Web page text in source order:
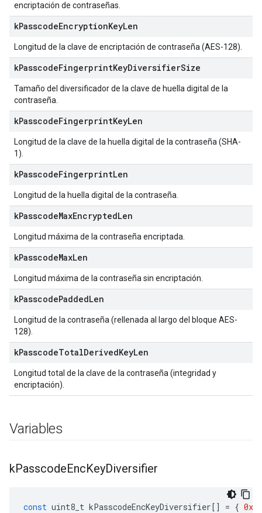
encriptación de contraseñas.
kPasscodeEncryptionKeyLen
Longitud de la clave de encriptación de contraseña (AES-128).
kPasscodeFingerprintKeyDiversifierSize
Tamaño del diversificador de la clave de huella digital de la
contraseña.
kPasscodeFingerprintKeyLen
Longitud de la clave de la huella digital de la contraseña (SHA-
1).
kPasscodeFingerprintLen
Longitud de la huella digital de la contraseña.
kPasscodeMaxEncryptedLen
Longitud máxima de la contraseña encriptada.
kPasscodeMaxLen
Longitud máxima de la contraseña sin encriptación.
kPasscodePaddedLen
Longitud de la contraseña (rellenada al largo del bloque AES-
128).
kPasscodeTotalDerivedKeyLen
Longitud total de la clave de la contraseña (integridad y
encriptación).
Variables
kPasscodeEncKeyDiversifier
const uint8_t kPasscodeEncKeyDiversifier[] = { 0x1A